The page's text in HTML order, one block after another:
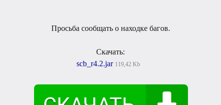
Просьба сообщать о находке багов.
Скачать:
scb_r4.2.jar 119,42 Kb